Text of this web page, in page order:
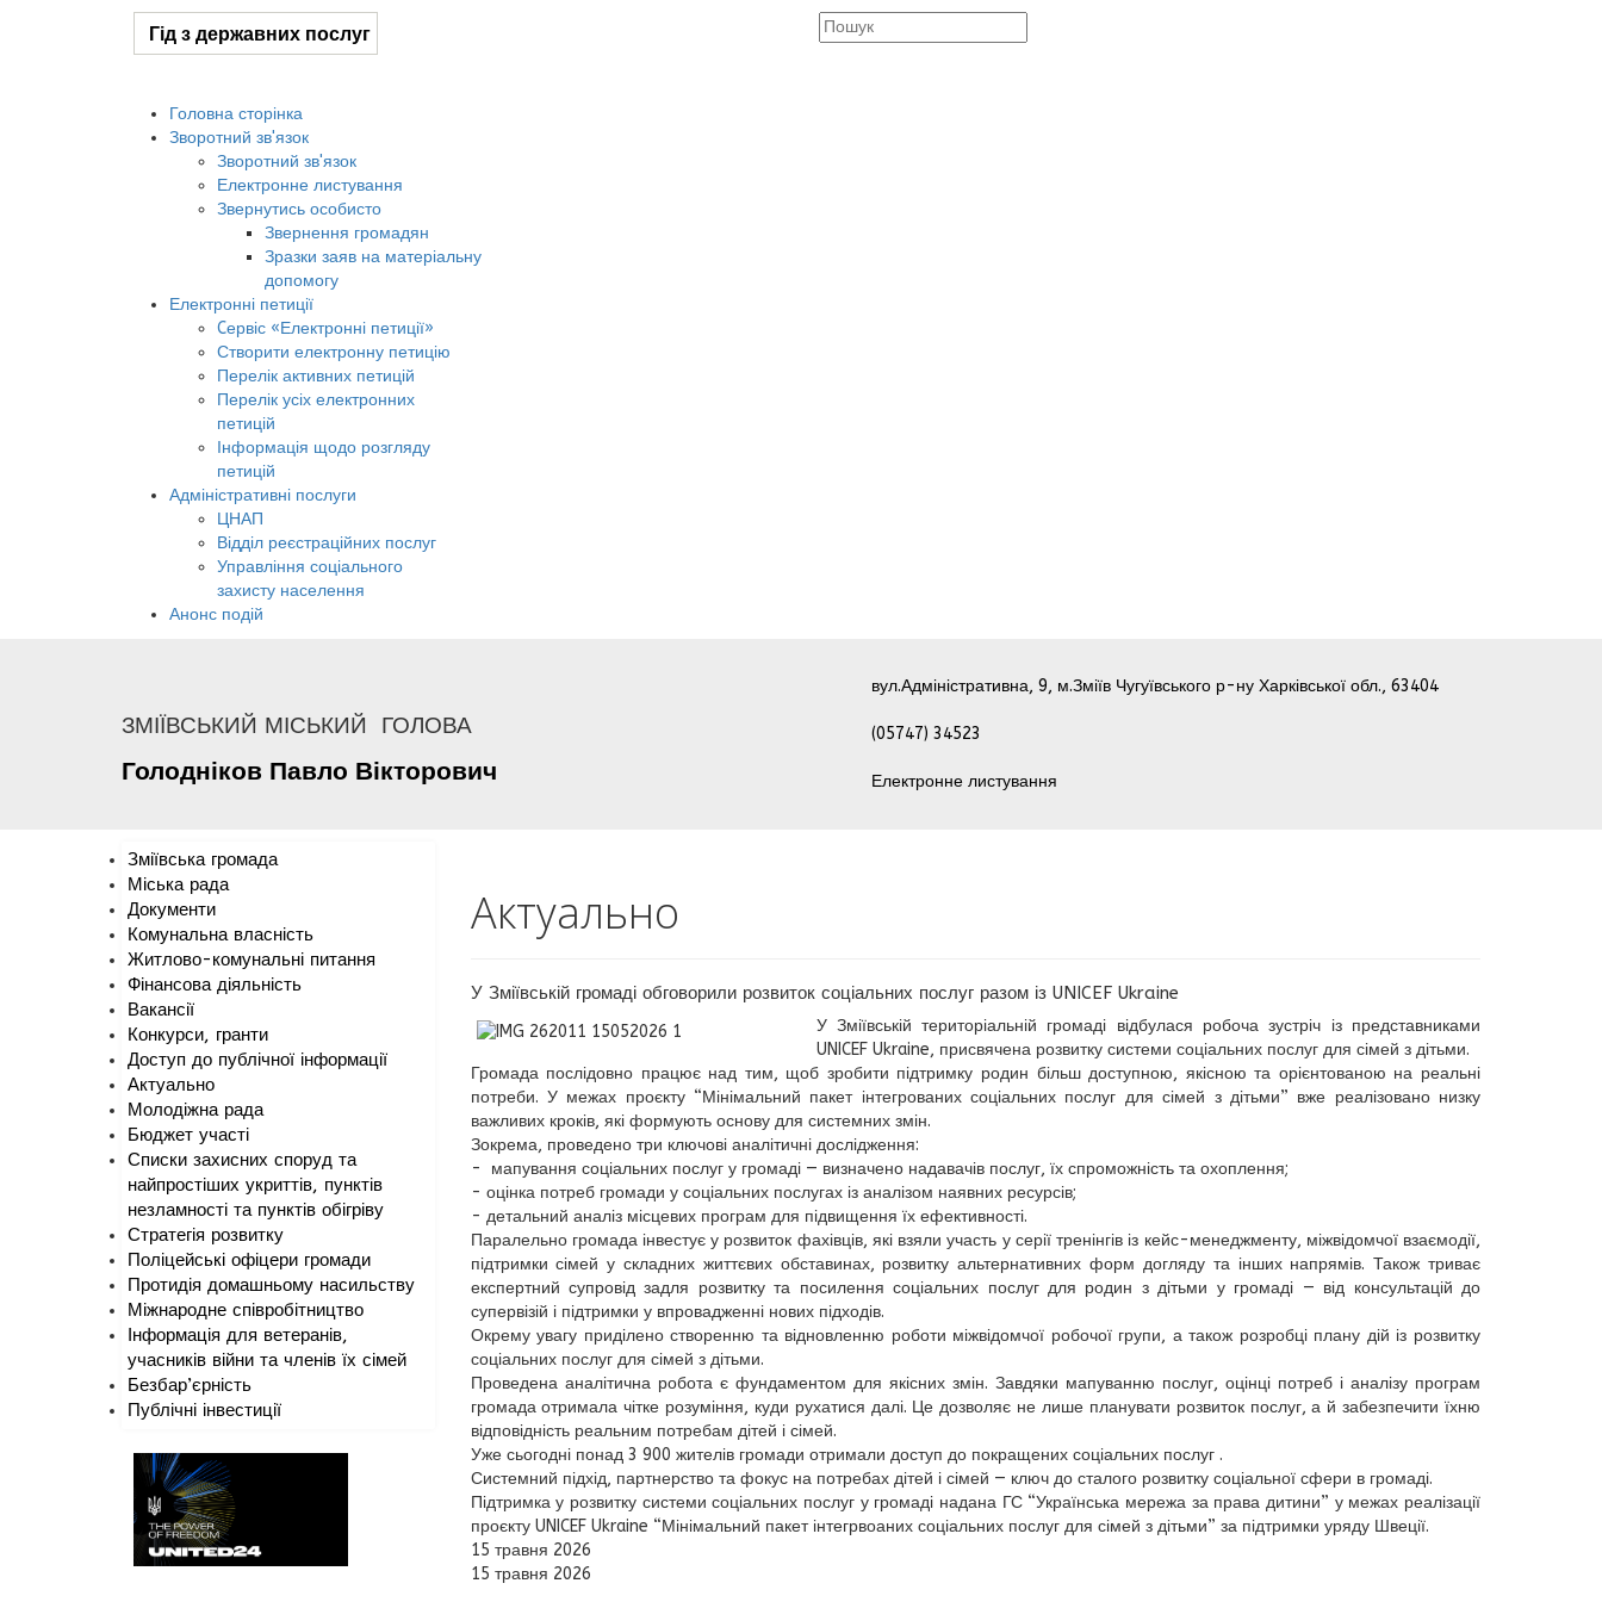
Гід з державних послуг
Головна сторінка
Зворотний зв'язок
Зворотний зв'язок
Електронне листування
Звернутись особисто
Звернення громадян
Зразки заяв на матеріальну
допомогу
Електронні петиції
Cервіс «Електронні петиції»
Створити електронну петицію
Перелік активних петицій
Перелік усіх електронних
петицій
Інформація щодо розгляду
петицій
Адміністративні послуги
ЦНАП
Відділ реєстраційних послуг
Управління соціального
захисту населення
Анонс подій
ЗМІЇВСЬКИЙ МІСЬКИЙ ГОЛОВА
Голодніков Павло Вікторович
вул.Адміністративна, 9, м.Зміїв Чугуївського р-ну Харківської обл., 63404
(05747) 34523
Електронне листування
Зміївська громада
Міська рада
Документи
Комунальна власність
Житлово-комунальні питання
Фінансова діяльність
Вакансії
Конкурси, гранти
Доступ до публічної інформації
Актуально
Молодіжна рада
Бюджет участі
Списки захисних споруд та
найпростіших укриттів, пунктів
незламності та пунктів обігріву
Стратегія розвитку
Поліцейські офіцери громади
Протидія домашньому насильству
Міжнародне співробітництво
Інформація для ветеранів,
учасників війни та членів їх сімей
Безбар’єрність
Публічні інвестиції
Актуально
У Зміївській громаді обговорили розвиток соціальних послуг разом із UNICEF Ukraine
У Зміївській територіальній громаді відбулася робоча зустріч із представниками
UNICEF Ukraine, присвячена розвитку системи соціальних послуг для сімей з дітьми.
Громада послідовно працює над тим, щоб зробити підтримку родин більш доступною, якісною та орієнтованою на реальні
потреби. У межах проєкту “Мінімальний пакет інтегрованих соціальних послуг для сімей з дітьми” вже реалізовано низку
важливих кроків, які формують основу для системних змін.
Зокрема, проведено три ключові аналітичні дослідження:
- мапування соціальних послуг у громаді — визначено надавачів послуг, їх спроможність та охоплення;
- оцінка потреб громади у соціальних послугах із аналізом наявних ресурсів;
- детальний аналіз місцевих програм для підвищення їх ефективності.
Паралельно громада інвестує у розвиток фахівців, які взяли участь у серії тренінгів із кейс-менеджменту, міжвідомчої взаємодії,
підтримки сімей у складних життєвих обставинах, розвитку альтернативних форм догляду та інших напрямів. Також триває
експертний супровід задля розвитку та посилення соціальних послуг для родин з дітьми у громаді — від консультацій до
супервізій і підтримки у впровадженні нових підходів.
Окрему увагу приділено створенню та відновленню роботи міжвідомчої робочої групи, а також розробці плану дій із розвитку
соціальних послуг для сімей з дітьми.
Проведена аналітична робота є фундаментом для якісних змін. Завдяки мапуванню послуг, оцінці потреб і аналізу програм
громада отримала чітке розуміння, куди рухатися далі. Це дозволяє не лише планувати розвиток послуг, а й забезпечити їхню
відповідність реальним потребам дітей і сімей.
Уже сьогодні понад 3 900 жителів громади отримали доступ до покращених соціальних послуг .
Системний підхід, партнерство та фокус на потребах дітей і сімей — ключ до сталого розвитку соціальної сфери в громаді.
Підтримка у розвитку системи соціальних послуг у громаді надана ГС “Українська мережа за права дитини” у межах реалізації
проєкту UNICEF Ukraine “Мінімальний пакет інтегрвоаних соціальних послуг для сімей з дітьми” за підтримки уряду Швеції.
15 травня 2026
15 травня 2026